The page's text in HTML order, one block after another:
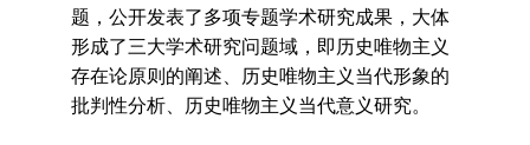
题，公开发表了多项专题学术研究成果，大体
形成了三大学术研究问题域，即历史唯物主义
存在论原则的阐述、历史唯物主义当代形象的
批判性分析、历史唯物主义当代意义研究。